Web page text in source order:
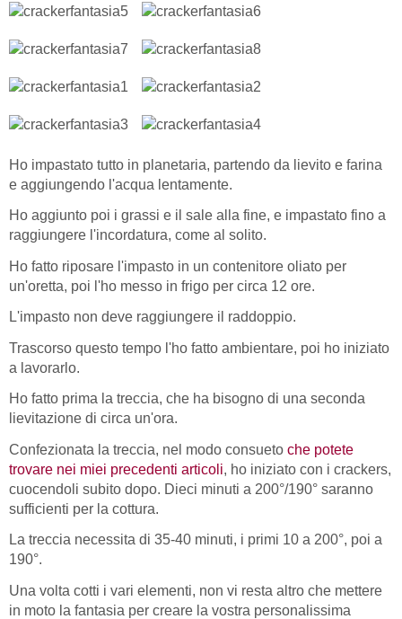
Ho impastato tutto in planetaria, partendo da lievito e farina
e aggiungendo l'acqua lentamente.
Ho aggiunto poi i grassi e il sale alla fine, e impastato fino a
raggiungere l'incordatura, come al solito.
Ho fatto riposare l'impasto in un contenitore oliato per
un'oretta, poi l'ho messo in frigo per circa 12 ore.
L'impasto non deve raggiungere il raddoppio.
Trascorso questo tempo l'ho fatto ambientare, poi ho iniziato
a lavorarlo.
Ho fatto prima la treccia, che ha bisogno di una seconda
lievitazione di circa un'ora.
Confezionata la treccia, nel modo consueto che potete
trovare nei miei precedenti articoli, ho iniziato con i crackers,
cuocendoli subito dopo. Dieci minuti a 200°/190° saranno
sufficienti per la cottura.
La treccia necessita di 35-40 minuti, i primi 10 a 200°, poi a
190°.
Una volta cotti i vari elementi, non vi resta altro che mettere
in moto la fantasia per creare la vostra personalissima